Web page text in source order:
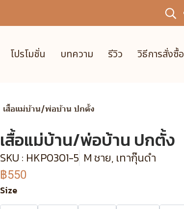
โปรโมชั่น บทความ รีวิว วิธีการสั่งซื้อ
เสื้อแม่บ้าน/พ่อบ้าน ปกตั้ง
เสื้อแม่บ้าน/พ่อบ้าน ปกตั้ง
SKU : HKP0301-5 M ชาย, เทากุ๊นดำ
฿550
Size